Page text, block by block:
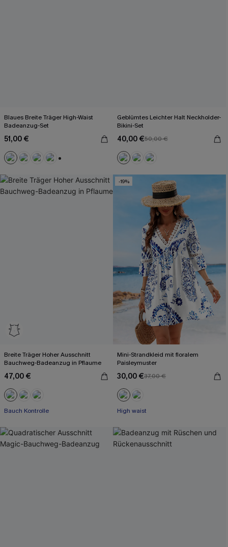
Blaues Breite Träger High-Waist
Badeanzug-Set
51,00 €
Geblümtes Leichter Halt Neckholder-
Bikini-Set
40,00 €50,00 €
Breite Träger Hoher Ausschnitt
Bauchweg-Badeanzug in Pflaume
47,00 €
Bauch Kontrolle
-19%
Mini-Strandkleid mit floralem
Paisleymuster
30,00 €37,00 €
High waist